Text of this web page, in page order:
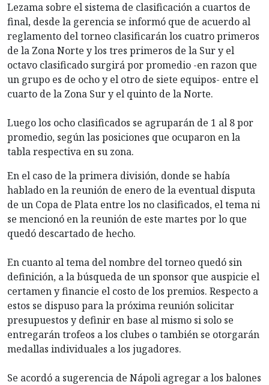
Lezama sobre el sistema de clasificación a cuartos de
final, desde la gerencia se informó que de acuerdo al
reglamento del torneo clasificarán los cuatro primeros
de la Zona Norte y los tres primeros de la Sur y el
octavo clasificado surgirá por promedio -en razon que
un grupo es de ocho y el otro de siete equipos- entre el
cuarto de la Zona Sur y el quinto de la Norte.
Luego los ocho clasificados se agruparán de 1 al 8 por
promedio, según las posiciones que ocuparon en la
tabla respectiva en su zona.
En el caso de la primera división, donde se había
hablado en la reunión de enero de la eventual disputa
de un Copa de Plata entre los no clasificados, el tema ni
se mencionó en la reunión de este martes por lo que
quedó descartado de hecho.
En cuanto al tema del nombre del torneo quedó sin
definición, a la búsqueda de un sponsor que auspicie el
certamen y financie el costo de los premios. Respecto a
estos se dispuso para la próxima reunión solicitar
presupuestos y definir en base al mismo si solo se
entregarán trofeos a los clubes o también se otorgarán
medallas individuales a los jugadores.
Se acordó a sugerencia de Nápoli agregar a los balones